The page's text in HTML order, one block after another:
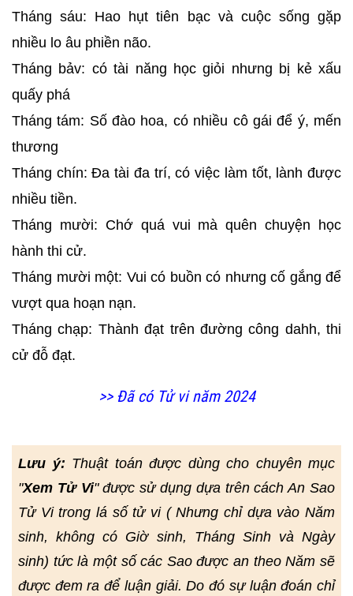
Tháng sáu: Hao hụt tiên bạc và cuộc sống gặp
nhiều lo âu phiền não.
Tháng bảv: có tài năng học giỏi nhưng bị kẻ xấu
quấy phá
Tháng tám: Số đào hoa, có nhiều cô gái để ý, mến
thương
Tháng chín: Đa tài đa trí, có việc làm tốt, lành được
nhiều tiền.
Tháng mười: Chớ quá vui mà quên chuyện học
hành thi cử.
Tháng mười một: Vui có buồn có nhưng cố gắng để
vượt qua hoạn nạn.
Tháng chạp: Thành đạt trên đường công dahh, thi
cử đỗ đạt.
>> Đã có Tử vi năm 2024
Lưu ý: Thuật toán được dùng cho chuyên mục
"Xem Tử Vi" được sử dụng dựa trên cách An Sao
Tử Vi trong lá số tử vi ( Nhưng chỉ dựa vào Năm
sinh, không có Giờ sinh, Tháng Sinh và Ngày
sinh) tức là một số các Sao được an theo Năm sẽ
được đem ra để luận giải. Do đó sự luận đoán chỉ